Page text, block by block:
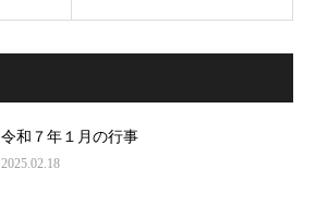
令和７年１月の行事
2025.02.18